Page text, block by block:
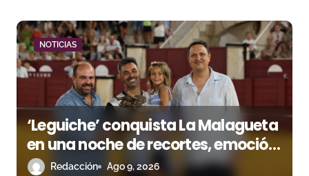
a
d
s
NOTICIAS
‘Leguiche’ conquista La Malagueta
en una noche de recortes, emoción
y gran ambiente
Redacción Ago 9, 2026